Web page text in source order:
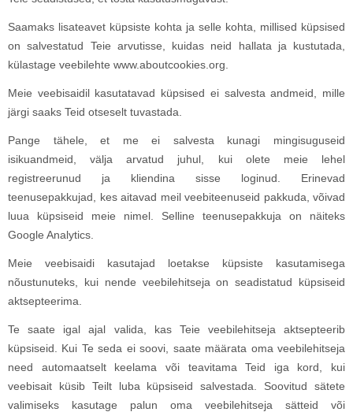
Saamaks lisateavet küpsiste kohta ja selle kohta, millised küpsised
on salvestatud Teie arvutisse, kuidas neid hallata ja kustutada,
külastage veebilehte www.aboutcookies.org.
Meie veebisaidil kasutatavad küpsised ei salvesta andmeid, mille
järgi saaks Teid otseselt tuvastada.
Pange tähele, et me ei salvesta kunagi mingisuguseid
isikuandmeid, välja arvatud juhul, kui olete meie lehel
registreerunud ja kliendina sisse loginud. Erinevad
teenusepakkujad, kes aitavad meil veebiteenuseid pakkuda, võivad
luua küpsiseid meie nimel. Selline teenusepakkuja on näiteks
Google Analytics.
Meie veebisaidi kasutajad loetakse küpsiste kasutamisega
nõustunuteks, kui nende veebilehitseja on seadistatud küpsiseid
aktsepteerima.
Te saate igal ajal valida, kas Teie veebilehitseja aktsepteerib
küpsiseid. Kui Te seda ei soovi, saate määrata oma veebilehitseja
need automaatselt keelama või teavitama Teid iga kord, kui
veebisait küsib Teilt luba küpsiseid salvestada. Soovitud sätete
valimiseks kasutage palun oma veebilehitseja sätteid või